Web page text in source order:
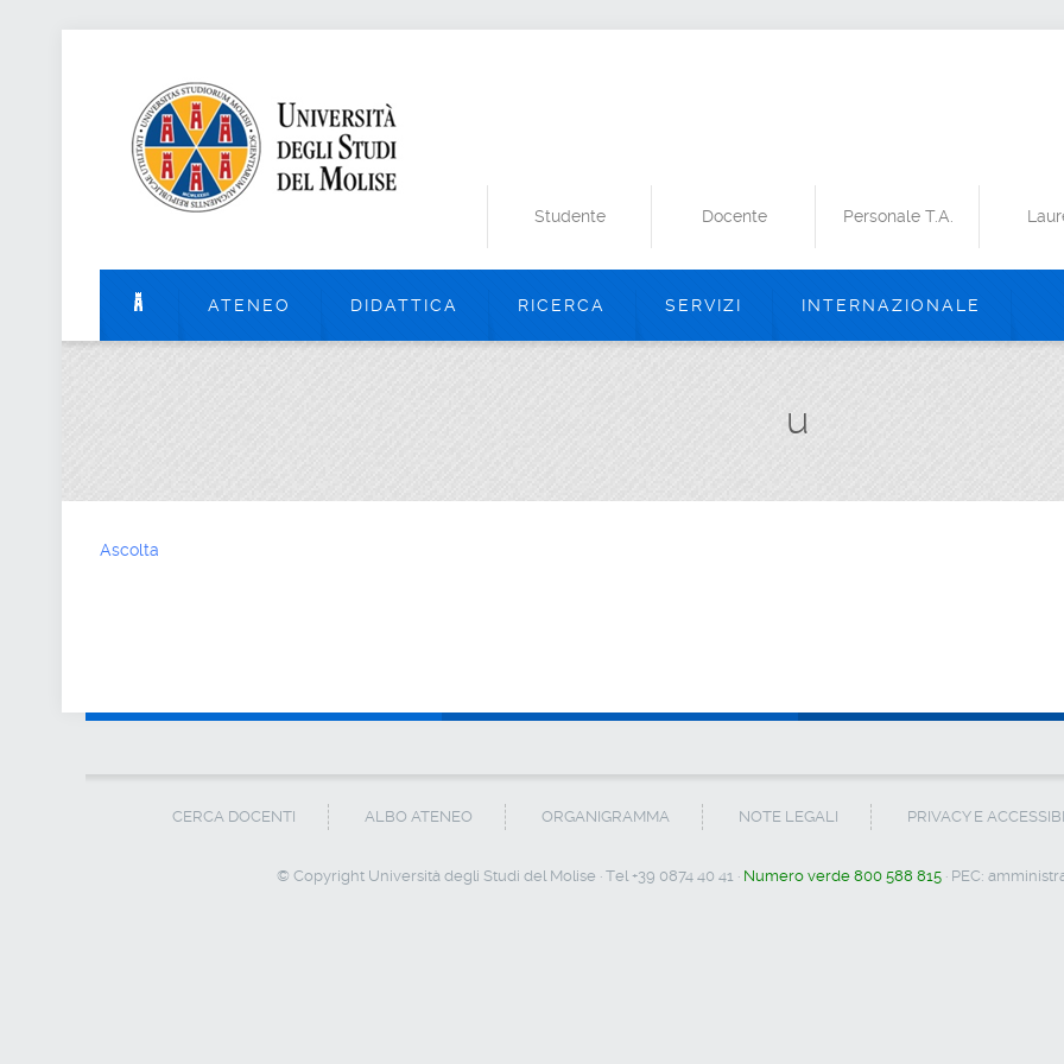
Studente Docente Personale T.A.
ATENEO DIDATTICA RICERCA SERVIZI INTERNAZIONALE
u
Ascolta
CERCA DOCENTI ALBO ATENEO ORGANIGRAMMA NOTE LEGALI PRIVACY E
© Copyright Università degli Studi del Molise · Tel +39 0874 40 41 · Numero verde 800 588 815 · PEC: